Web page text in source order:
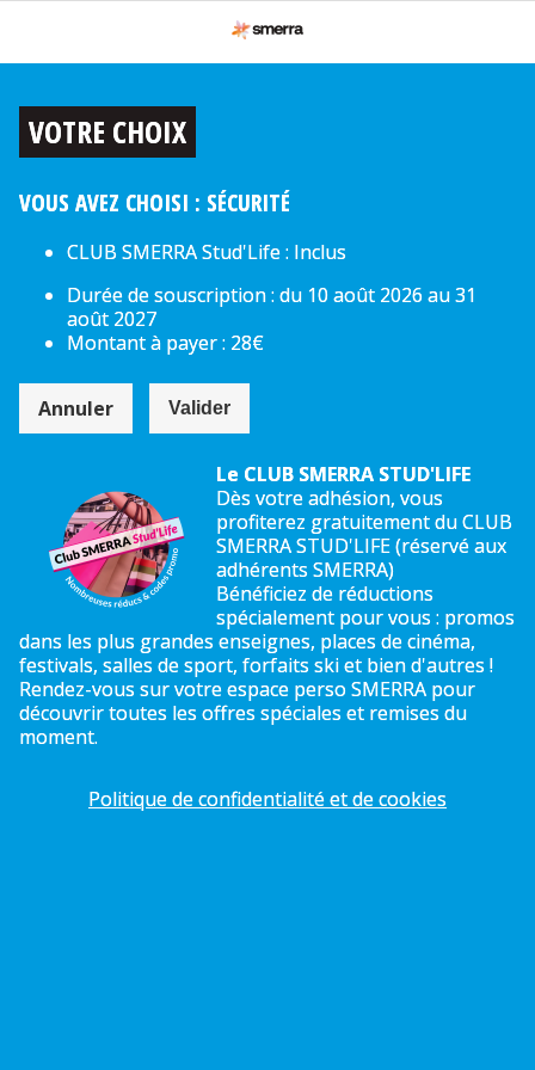
VOTRE CHOIX
VOUS AVEZ CHOISI : SÉCURITÉ
CLUB SMERRA Stud'Life : Inclus
Durée de souscription : du 10 août 2026 au 31
août 2027
Montant à payer : 28€
Annuler Valider
Le CLUB SMERRA STUD'LIFE
Dès votre adhésion, vous
profiterez gratuitement du CLUB
SMERRA STUD'LIFE (réservé aux
adhérents SMERRA)
Bénéficiez de réductions
spécialement pour vous : promos
dans les plus grandes enseignes, places de cinéma,
festivals, salles de sport, forfaits ski et bien d'autres !
Rendez-vous sur votre espace perso SMERRA pour
découvrir toutes les offres spéciales et remises du
moment.
Politique de confidentialité et de cookies